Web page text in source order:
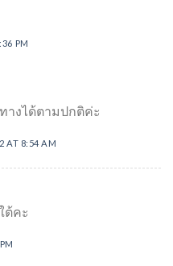
PM
างได้ตามปกติค่ะ
AT 8:54 AM
ต้คะ